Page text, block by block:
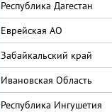
Республика Дагестан
Еврейская АО
Забайкальский край
Ивановская Область
Республика Ингушетия